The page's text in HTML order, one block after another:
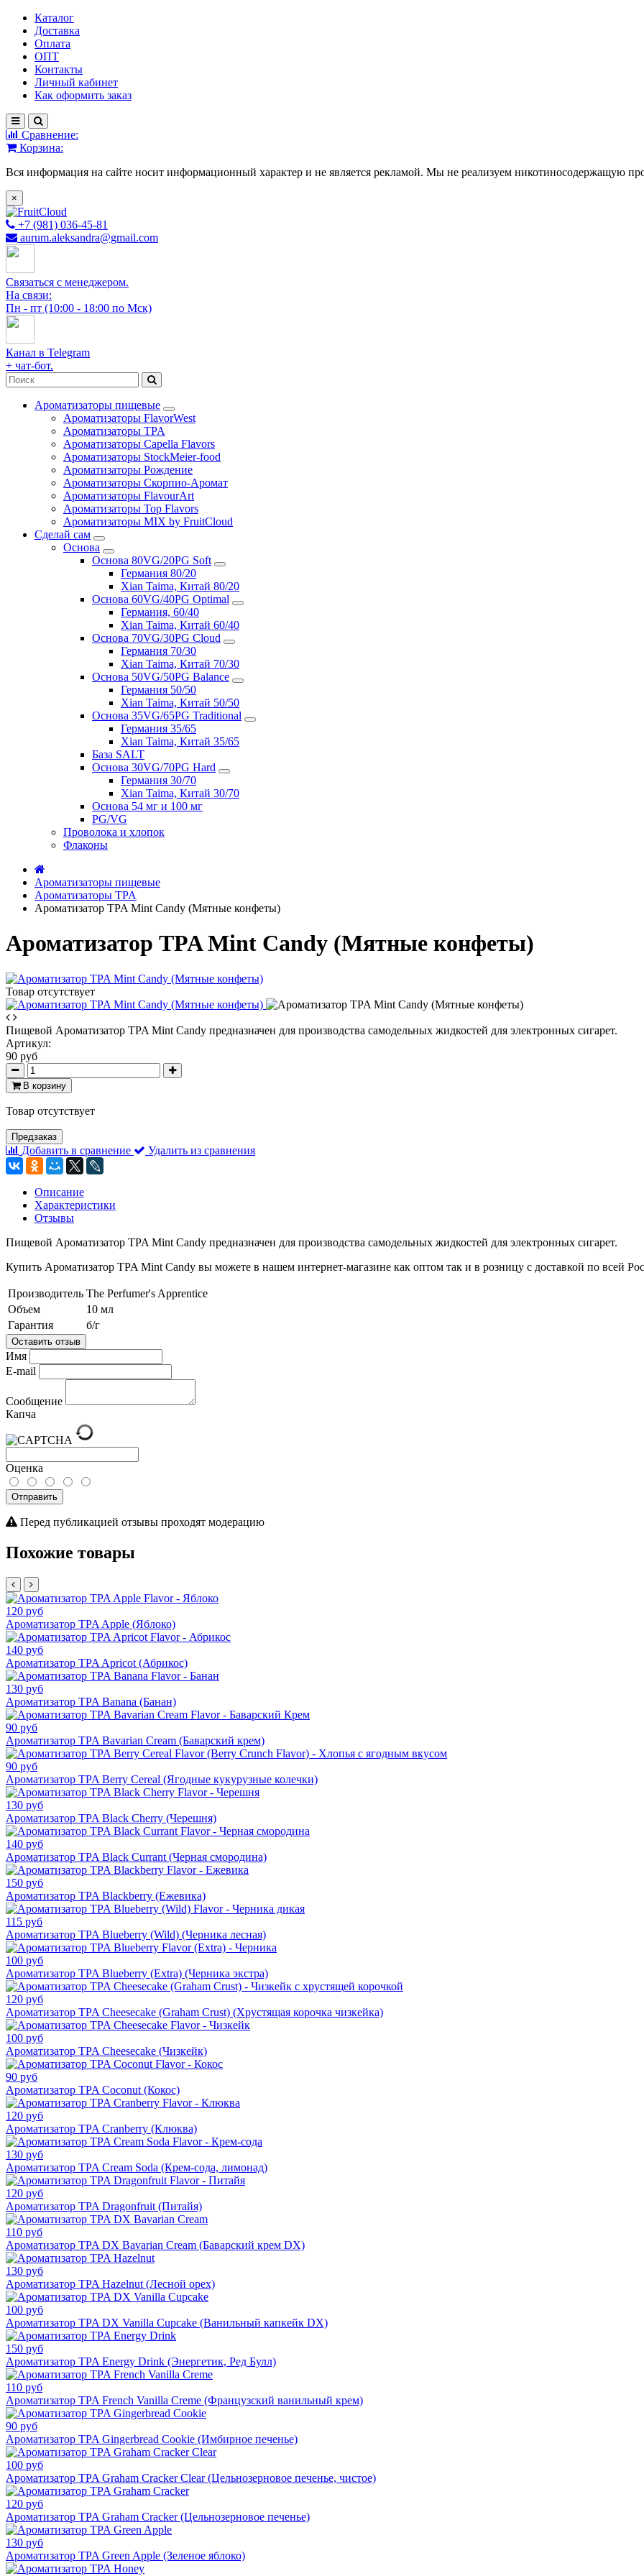
Каталог
Доставка
Оплата
ОПТ
Контакты
Личный кабинет
Как оформить заказ
Сравнение:
Корзина:
Вся информация на сайте носит информационный характер и не является рекламой. Мы не реализуем никотиносодержащую
×
+7 (981) 036-45-81
aurum.aleksandra@gmail.com
Связаться с менеджером.
На связи:
Пн - пт (10:00 - 18:00 по Мск)
Канал в Telegram
+ чат-бот.
Ароматизаторы пищевые
Ароматизаторы FlavorWest
Ароматизаторы TPA
Ароматизаторы Capella Flavors
Ароматизаторы StockMeier-food
Ароматизаторы Рождение
Ароматизаторы Скорпио-Аромат
Ароматизаторы FlavourArt
Ароматизаторы Top Flavors
Ароматизаторы MIX by FruitCloud
Сделай сам
Основа
Основа 80VG/20PG Soft
Германия 80/20
Xian Taima, Китай 80/20
Основа 60VG/40PG Optimal
Германия, 60/40
Xian Taima, Китай 60/40
Основа 70VG/30PG Cloud
Германия 70/30
Xian Taima, Китай 70/30
Основа 50VG/50PG Balance
Германия 50/50
Xian Taima, Китай 50/50
Основа 35VG/65PG Traditional
Германия 35/65
Xian Taima, Китай 35/65
База SALT
Основа 30VG/70PG Hard
Германия 30/70
Xian Taima, Китай 30/70
Основа 54 мг и 100 мг
PG/VG
Проволока и хлопок
Флаконы
Ароматизаторы пищевые
Ароматизаторы TPA
Ароматизатор TPA Mint Candy (Мятные конфеты)
Ароматизатор TPA Mint Candy (Мятные конфеты)
Товар отсутствует
Пищевой Ароматизатор TPA Mint Candy предназначен для производства самодельных жидкостей для электронных сигарет.
Артикул:
90 руб
В корзину
Товар отсутствует
Предзаказ
Добавить в сравнение Удалить из сравнения
Описание
Характеристики
Отзывы
Пищевой Ароматизатор TPA Mint Candy предназначен для производства самодельных жидкостей для электронных сигарет.
Купить Ароматизатор TPA Mint Candy вы можете в нашем интернет-магазине как оптом так и в розницу с доставкой по всей
Производитель The Perfumer's Apprentice
Объем
10 мл
Гарантия
б/г
Оставить отзыв
Имя
E-mail
Сообщение
Капча
Оценка
Отправить
Перед публикацией отзывы проходят модерацию
Похожие товары
120 руб
Ароматизатор TPA Apple (Яблоко)
140 руб
Ароматизатор TPA Apricot (Абрикос)
130 руб
Ароматизатор TPA Banana (Банан)
90 руб
Ароматизатор TPA Bavarian Cream (Баварский крем)
90 руб
Ароматизатор TPA Berry Cereal (Ягодные кукурузные колечки)
130 руб
Ароматизатор TPA Black Cherry (Черешня)
140 руб
Ароматизатор TPA Black Currant (Черная смородина)
150 руб
Ароматизатор TPA Blackberry (Ежевика)
115 руб
Ароматизатор TPA Blueberry (Wild) (Черника лесная)
100 руб
Ароматизатор TPA Blueberry (Extra) (Черника экстра)
120 руб
Ароматизатор TPA Cheesecake (Graham Crust) (Хрустящая корочка чизкейка)
100 руб
Ароматизатор TPA Cheesecake (Чизкейк)
90 руб
Ароматизатор TPA Coconut (Кокос)
120 руб
Ароматизатор TPA Cranberry (Клюква)
130 руб
Ароматизатор TPA Cream Soda (Крем-сода, лимонад)
120 руб
Ароматизатор TPA Dragonfruit (Питайя)
110 руб
Ароматизатор TPA DX Bavarian Cream (Баварский крем DX)
130 руб
Ароматизатор TPA Hazelnut (Лесной орех)
100 руб
Ароматизатор TPA DX Vanilla Cupcake (Ванильный капкейк DX)
150 руб
Ароматизатор TPA Energy Drink (Энергетик, Ред Булл)
110 руб
Ароматизатор TPA French Vanilla Creme (Французский ванильный крем)
90 руб
Ароматизатор TPA Gingerbread Cookie (Имбирное печенье)
100 руб
Ароматизатор TPA Graham Cracker Clear (Цельнозерновое печенье, чистое)
120 руб
Ароматизатор TPA Graham Cracker (Цельнозерновое печенье)
130 руб
Ароматизатор TPA Green Apple (Зеленое яблоко)